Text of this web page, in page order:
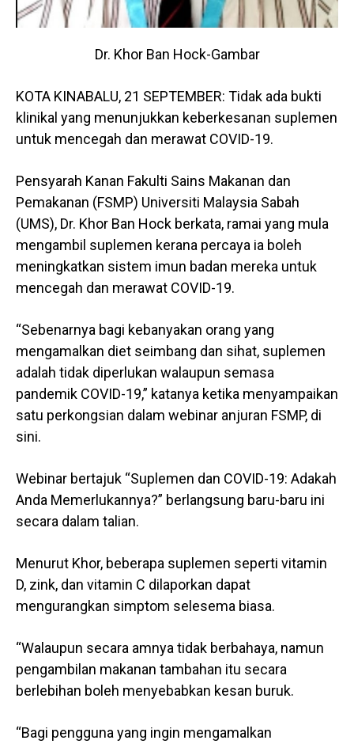
Dr. Khor Ban Hock-Gambar
KOTA KINABALU, 21 SEPTEMBER: Tidak ada bukti
klinikal yang menunjukkan keberkesanan suplemen
untuk mencegah dan merawat COVID-19.
Pensyarah Kanan Fakulti Sains Makanan dan
Pemakanan (FSMP) Universiti Malaysia Sabah
(UMS), Dr. Khor Ban Hock berkata, ramai yang mula
mengambil suplemen kerana percaya ia boleh
meningkatkan sistem imun badan mereka untuk
mencegah dan merawat COVID-19.
“Sebenarnya bagi kebanyakan orang yang
mengamalkan diet seimbang dan sihat, suplemen
adalah tidak diperlukan walaupun semasa
pandemik COVID-19,” katanya ketika menyampaikan
satu perkongsian dalam webinar anjuran FSMP, di
sini.
Webinar bertajuk “Suplemen dan COVID-19: Adakah
Anda Memerlukannya?” berlangsung baru-baru ini
secara dalam talian.
Menurut Khor, beberapa suplemen seperti vitamin
D, zink, dan vitamin C dilaporkan dapat
mengurangkan simptom selesema biasa.
“Walaupun secara amnya tidak berbahaya, namun
pengambilan makanan tambahan itu secara
berlebihan boleh menyebabkan kesan buruk.
“Bagi pengguna yang ingin mengamalkan